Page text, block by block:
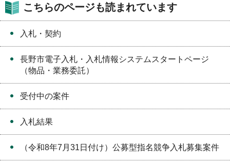
こちらのページも読まれています
入札・契約
長野市電子入札・入札情報システムスタートページ
（物品・業務委託）
受付中の案件
入札結果
（令和8年7月31日付け）公募型指名競争入札募集案件